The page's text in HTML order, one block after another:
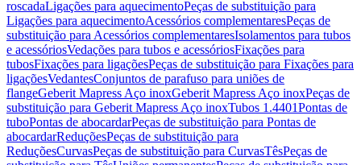
roscadaLigações para aquecimentoPeças de substituição para
Ligações para aquecimentoAcessórios complementaresPeças de
substituição para Acessórios complementaresIsolamentos para tubos
e acessóriosVedações para tubos e acessóriosFixações para
tubosFixações para ligaçõesPeças de substituição para Fixações para
ligaçõesVedantesConjuntos de parafuso para uniões de
flangeGeberit Mapress Aço inoxGeberit Mapress Aço inoxPeças de
substituição para Geberit Mapress Aço inoxTubos 1.4401Pontas de
tuboPontas de abocardarPeças de substituição para Pontas de
abocardarReduçõesPeças de substituição para
ReduçõesCurvasPeças de substituição para CurvasTêsPeças de